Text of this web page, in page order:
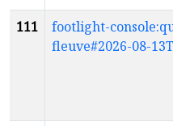
111
footlight-
fleuve#2026-08-